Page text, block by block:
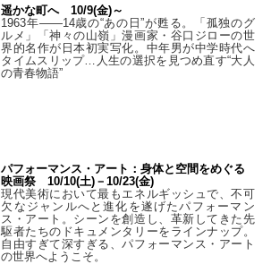
遥かな町へ 10/9(金)～
1963年――14歳の“あの日”が甦る。「孤独のグ
ルメ」「神々の山嶺」漫画家・谷口ジローの世
界的名作が日本初実写化。中年男が中学時代へ
タイムスリップ…人生の選択を見つめ直す“大人
の青春物語”
パフォーマンス・アート：身体と空間をめぐる
映画祭 10/10(土)－10/23(金)
現代美術において最もエネルギッシュで、不可
欠なジャンルへと進化を遂げたパフォーマン
ス・アート。シーンを創造し、革新してきた先
駆者たちのドキュメンタリーをラインナップ。
自由すぎて深すぎる、パフォーマンス・アート
の世界へようこそ。